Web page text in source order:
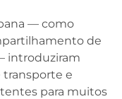
— como
de
introduziram
transporte e
para muitos